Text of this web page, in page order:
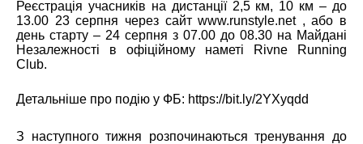
Реєстрація учасників на дистанції 2,5 км, 10 км – до
13.00 23 серпня через сайтwww.runstyle.net, або в
день старту – 24 серпня з 07.00 до 08.30 на Майдані
Незалежності в офіційному наметі Rivne Running
Club.
Детальніше про подію у ФБ: https://bit.ly/2YXyqdd
З наступного тижня розпочинаються тренування до